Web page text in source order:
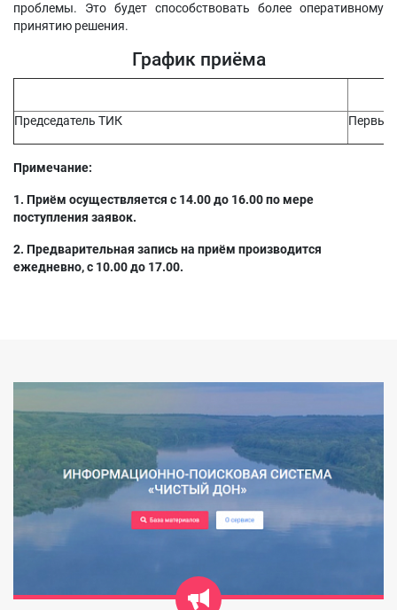
проблемы. Это будет способствовать более оперативному
принятию решения.
График приёма
Председатель ТИК Первый
Примечание:
1. Приём осуществляется с 14.00 до 16.00 по мере
поступления заявок.
2. Предварительная запись на приём производится
ежедневно, с 10.00 до 17.00.